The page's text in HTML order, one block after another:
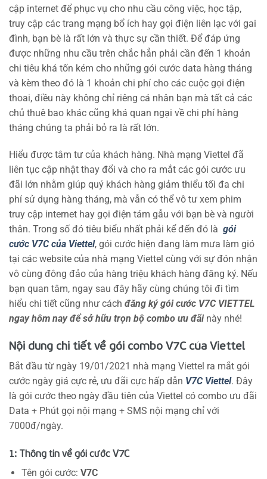
cập internet để phục vụ cho nhu cầu công việc, học tập,
truy cập các trang mạng bổ ích hay gọi điện liên lạc với gai
đình, bạn bè là rất lớn và thực sự cần thiết. Để đáp ứng
được những nhu cầu trên chắc hẳn phải cần đến 1 khoản
chi tiêu khá tốn kém cho những gói cước data hàng tháng
và kèm theo đó là 1 khoản chi phí cho các cuộc gọi điện
thoai, điều này không chỉ riêng cá nhân bạn mà tất cả các
chủ thuê bao khác cũng khá quan ngại về chi phí hàng
tháng chúng ta phải bỏ ra là rất lớn.
Hiểu được tâm tư của khách hàng. Nhà mạng Viettel đã
liên tục cập nhật thay đổi và cho ra mắt các gói cước ưu
đãi lớn nhằm giúp quý khách hàng giảm thiểu tối đa chi
phí sử dụng hàng tháng, mà vẫn có thể vô tư xem phim
truy cập internet hay gọi điện tám gẫu với bạn bè và người
thân. Trong số đó tiêu biểu nhất phải kể đến đó là gói
cước V7C của Viettel, gói cước hiện đang làm mưa làm gió
tại các website của nhà mạng Viettel cùng với sự đón nhận
vô cùng đông đảo của hàng triệu khách hàng đăng ký. Nếu
bạn quan tâm, ngay sau đây hãy cùng chúng tôi đi tìm
hiểu chi tiết cũng như cách đăng ký gói cước V7C VIETTEL
ngay hôm nay để sở hữu trọn bộ combo ưu đãi này nhé!
Nội dung chi tiết về gói combo V7C của Viettel
Bắt đầu từ ngày 19/01/2021 nhà mạng Viettel ra mắt gói
cước ngày giá cực rẻ, ưu đãi cực hấp dẫn V7C Viettel. Đây
là gói cước theo ngày đầu tiên của Viettel có combo ưu đãi
Data + Phút gọi nội mạng + SMS nội mạng chỉ với
7000đ/ngày.
1: Thông tin về gói cước V7C
Tên gói cước: V7C